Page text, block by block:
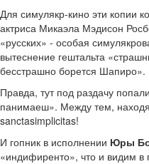
Для симулякр-кино эти копии
актриса Микаэла Мэдисон
«русских» - особая
вытеснение гештальта
бесстрашно борется Шапиро».
Правда, тут под раздачу
панимаеш». Между тем,
sanctasimplicitas!
И гопник в исполнении Юры
«индифиренто», что и видим в